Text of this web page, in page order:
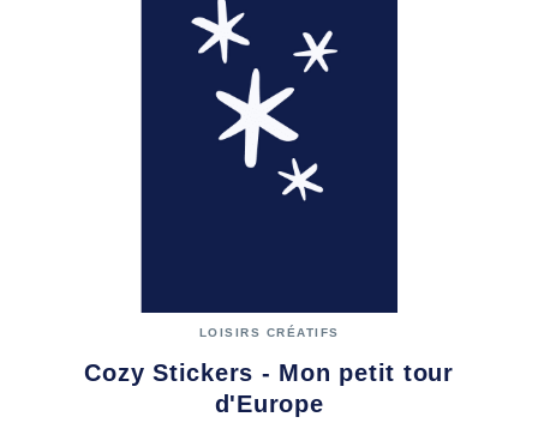
LOISIRS CRÉATIFS
Cozy Stickers - Mon petit tour
d'Europe